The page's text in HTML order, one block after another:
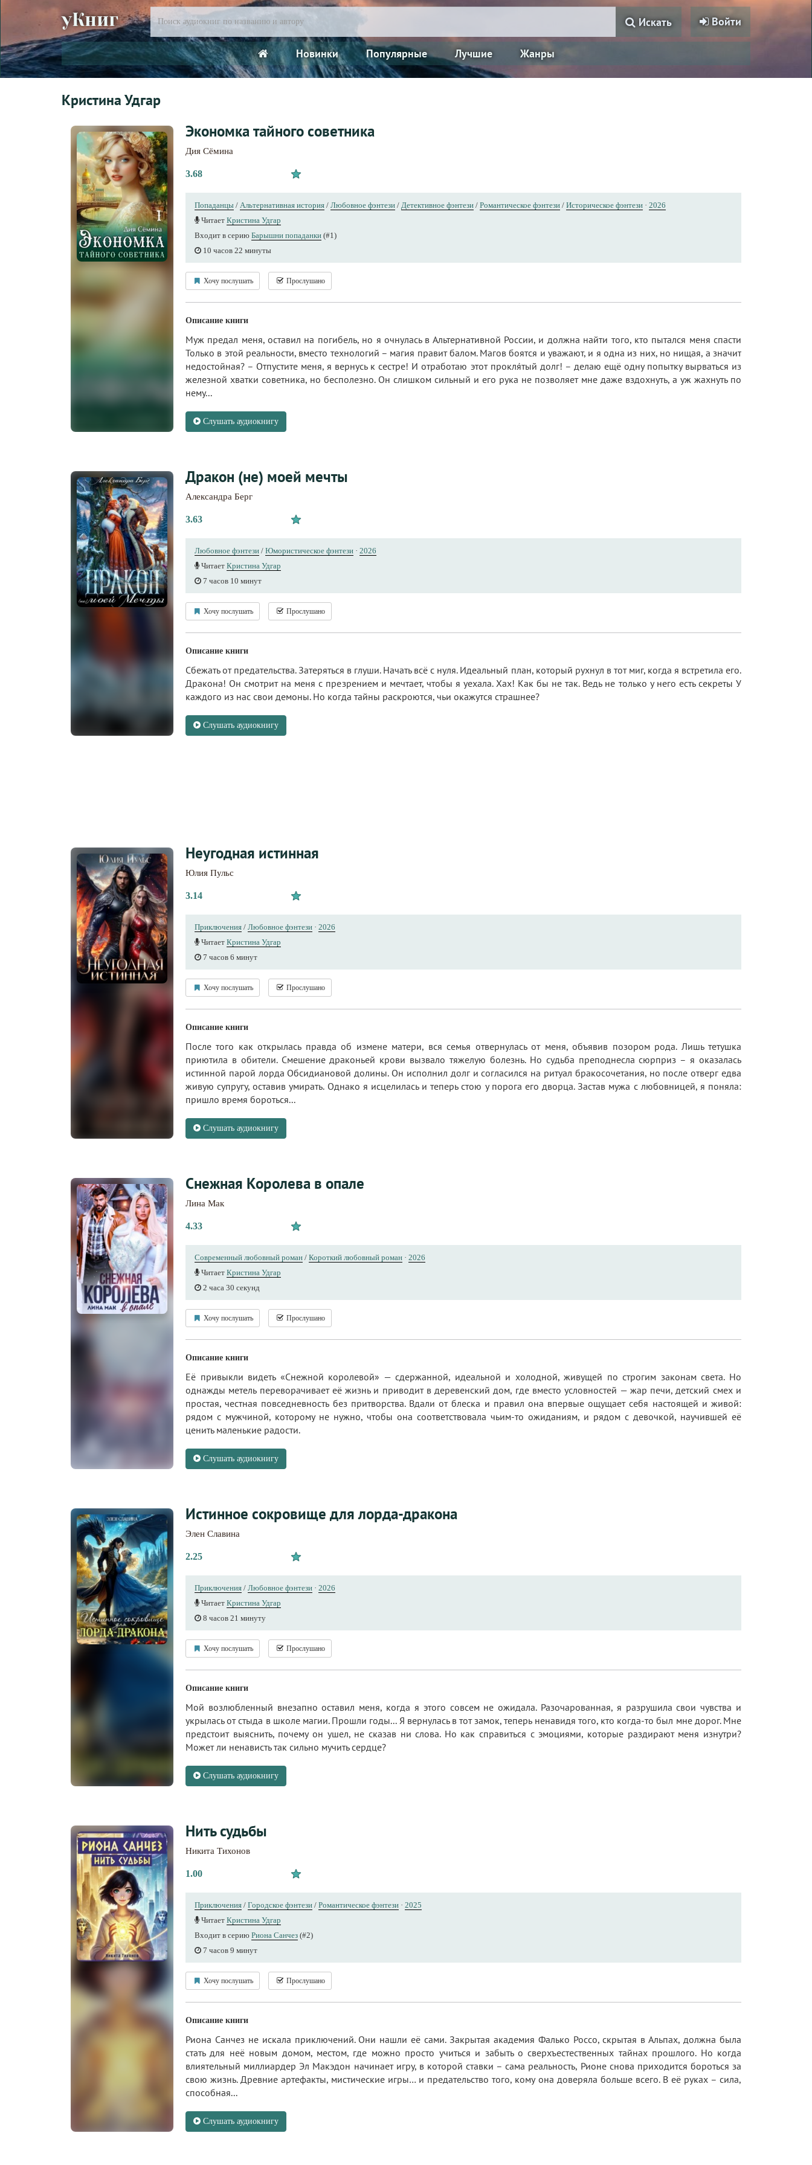
уКниг Войти
Искать
Новинки Популярные Лучшие Жанры
Кристина Удгар
Экономка тайного советника
Дия Сёмина
3.68
Попаданцы / Альтернативная история / Любовное фэнтези / Детективное фэнтези / Романтическое фэнтези / Историческое фэнтези · 2026
Читает Кристина Удгар
Входит в серию Барышни попаданки (#1)
10 часов 22 минуты
Хочу послушать Прослушано
Описание книги
Муж предал меня, оставил на погибель, но я очнулась в Альтернативной России, и должна найти того, кто пытался меня спасти
Только в этой реальности, вместо технологий – магия правит балом. Магов боятся и уважают, и я одна из них, но нищая, а значит
недостойная? – Отпустите меня, я вернусь к сестре! И отработаю этот прокля́тый долг! – делаю ещё одну попытку вырваться из
железной хватки советника, но бесполезно. Он слишком сильный и его рука не позволяет мне даже вздохнуть, а уж жахнуть по
нему...
Слушать аудиокнигу
Дракон (не) моей мечты
Александра Берг
3.63
Любовное фэнтези / Юмористическое фэнтези · 2026
Читает Кристина Удгар
7 часов 10 минут
Хочу послушать Прослушано
Описание книги
Сбежать от предательства. Затеряться в глуши. Начать всё с нуля. Идеальный план, который рухнул в тот миг, когда я встретила его.
Дракона! Он смотрит на меня с презрением и мечтает, чтобы я уехала. Хах! Как бы не так. Ведь не только у него есть секреты У
каждого из нас свои демоны. Но когда тайны раскроются, чьи окажутся страшнее?
Слушать аудиокнигу
Неугодная истинная
Юлия Пульс
3.14
Приключения / Любовное фэнтези · 2026
Читает Кристина Удгар
7 часов 6 минут
Хочу послушать Прослушано
Описание книги
После того как открылась правда об измене матери, вся семья отвернулась от меня, объявив позором рода. Лишь тетушка
приютила в обители. Смешение драконьей крови вызвало тяжелую болезнь. Но судьба преподнесла сюрприз – я оказалась
истинной парой лорда Обсидиановой долины. Он исполнил долг и согласился на ритуал бракосочетания, но после отверг едва
живую супругу, оставив умирать. Однако я исцелилась и теперь стою у порога его дворца. Застав мужа с любовницей, я поняла:
пришло время бороться...
Слушать аудиокнигу
Снежная Королева в опале
Лина Мак
4.33
Современный любовный роман / Короткий любовный роман · 2026
Читает Кристина Удгар
2 часа 30 секунд
Хочу послушать Прослушано
Описание книги
Её привыкли видеть «Снежной королевой» — сдержанной, идеальной и холодной, живущей по строгим законам света. Но
однажды метель переворачивает её жизнь и приводит в деревенский дом, где вместо условностей — жар печи, детский смех и
простая, честная повседневность без притворства. Вдали от блеска и правил она впервые ощущает себя настоящей и живой:
рядом с мужчиной, которому не нужно, чтобы она соответствовала чьим-то ожиданиям, и рядом с девочкой, научившей её
ценить маленькие радости.
Слушать аудиокнигу
Истинное сокровище для лорда-дракона
Элен Славина
2.25
Приключения / Любовное фэнтези · 2026
Читает Кристина Удгар
8 часов 21 минуту
Хочу послушать Прослушано
Описание книги
Мой возлюбленный внезапно оставил меня, когда я этого совсем не ожидала. Разочарованная, я разрушила свои чувства и
укрылась от стыда в школе магии. Прошли годы... Я вернулась в тот замок, теперь ненавидя того, кто когда-то был мне дорог. Мне
предстоит выяснить, почему он ушел, не сказав ни слова. Но как справиться с эмоциями, которые раздирают меня изнутри?
Может ли ненависть так сильно мучить сердце?
Слушать аудиокнигу
Нить судьбы
Никита Тихонов
1.00
Приключения / Городское фэнтези / Романтическое фэнтези · 2025
Читает Кристина Удгар
Входит в серию Риона Санчез (#2)
7 часов 9 минут
Хочу послушать Прослушано
Описание книги
Риона Санчез не искала приключений. Они нашли её сами. Закрытая академия Фалько Россо, скрытая в Альпах, должна была
стать для неё новым домом, местом, где можно просто учиться и забыть о сверхъестественных тайнах прошлого. Но когда
влиятельный миллиардер Эл Макэдон начинает игру, в которой ставки – сама реальность, Рионе снова приходится бороться за
свою жизнь. Древние артефакты, мистические игры… и предательство того, кому она доверяла больше всего. В её руках – сила,
способная...
Слушать аудиокнигу